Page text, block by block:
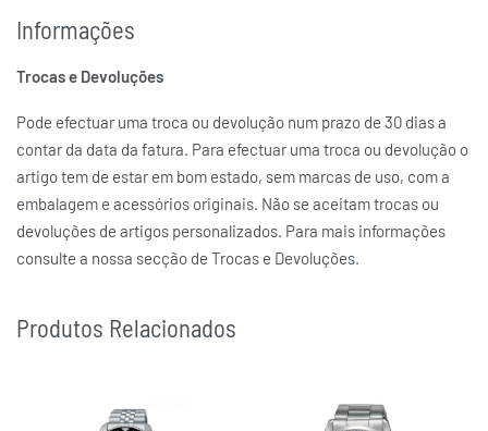
COR DO MOSTRADOR
MOVIMENTO
VIDRO Hardlex
MARCAS SEIKO 5
Informações
Trocas e Devoluções
Pode efectuar uma troca ou devolução num prazo de 30 dias a
contar da data da fatura. Para efectuar uma troca ou devolução o
artigo tem de estar em bom estado, sem marcas de uso, com a
embalagem e acessórios originais. Não se aceitam trocas ou
devoluções de artigos personalizados. Para mais informações
consulte a nossa secção de Trocas e Devoluções.
Produtos Relacionados